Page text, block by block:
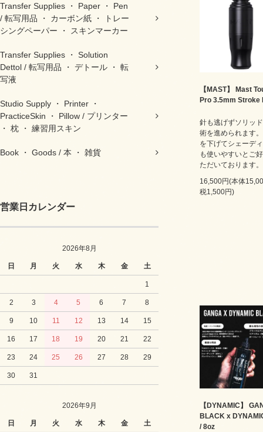
Transfer Supplies ・ Paper ・ Pen
/ 転写用品 ・ カーボン紙 ・ トレー
シングペーパー ・ スキンマーカー
Transfer Supplies ・ Solution
Dettol / 転写用品 ・ デトール ・ 転
写液
Studio Supply ・ Printer ・
PracticeSkin ・ Pillow / プリンター
・ 枕 ・ 練習用スキン
Book ・ Goods / 本 ・ 雑貨
営業日カレンダー
2026年8月
日 月 火 水 木 金 土
1
2 3 4 5 6 7 8
9 10 11 12 13 14 15
16 17 18 19 20 21 22
23 24 25 26 27 28 29
30 31
2026年9月
日 月 火 水 木 金 土
【MAST】 Mast
Pro 3.5mm Stroke
針も逃げずソリッ
術を進められます
を下げてシェーデ
も使いやすいとご
ただいております。
16,500円(本体
税1,500円)
【DYNAMIC】
BLACK x
/ 8oz